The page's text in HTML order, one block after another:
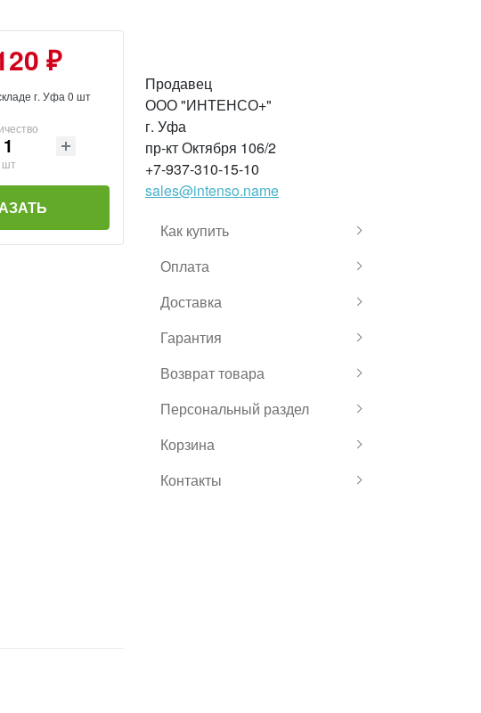
₽
г. Уфа 0 шт
шт
Продавец
ООО "ИНТЕНСО+"
г. Уфа
пр-кт Октября 106/2
+7-937-310-15-10
sales@intenso.name
Как купить
Оплата
Доставка
Гарантия
Возврат товара
Персональный раздел
Корзина
Контакты